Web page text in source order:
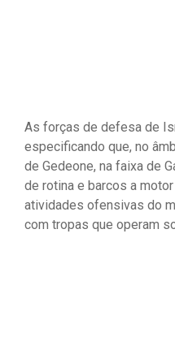
As forças de defesa de
especificando que, no
de Gedeone, na faixa de
de rotina e barcos a
atividades ofensivas do
com tropas que operam